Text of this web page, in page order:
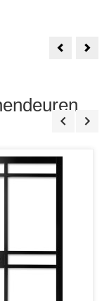
Svedex
Massieve
93x234.1
Stomp
Rechts